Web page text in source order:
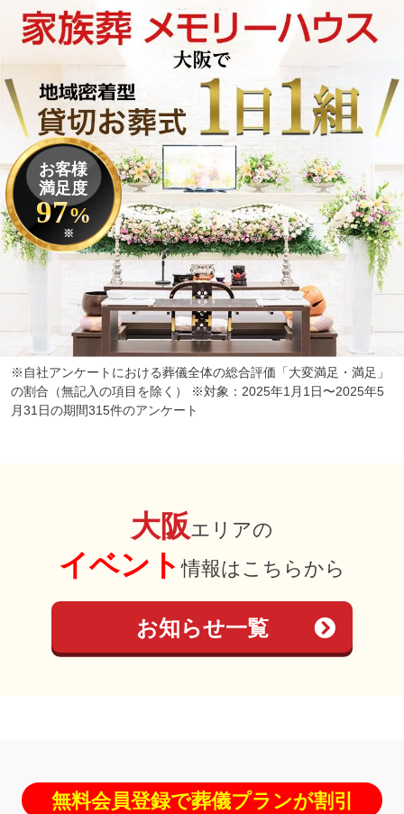
お客様
満足度
97%
※
※自社アンケートにおける葬儀全体の総合評価「大変満足・満足」
の割合（無記入の項目を除く） ※対象：2025年1月1日〜2025年5
月31日の期間315件のアンケート
大阪エリアの
イベント情報はこちらから
お知らせ一覧
無料会員登録で葬儀プランが割引